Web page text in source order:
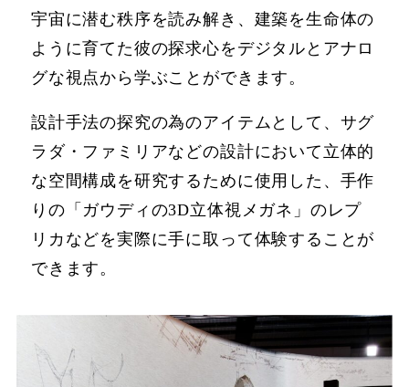
宇宙に潜む秩序を読み解き、建築を生命体の
ように育てた彼の探求心をデジタルとアナロ
グな視点から学ぶことができます。
設計手法の探究の為のアイテムとして、サグ
ラダ・ファミリアなどの設計において立体的
な空間構成を研究するために使用した、手作
りの「ガウディの3D立体視メガネ」のレプ
リカなどを実際に手に取って体験することが
できます。